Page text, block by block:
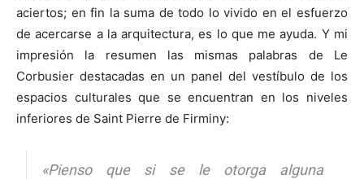
aciertos; en fin la suma de todo lo vivido en el esfuerzo
de acercarse a la arquitectura, es lo que me ayuda. Y mi
impresión la resumen las mismas palabras de Le
Corbusier destacadas en un panel del vestíbulo de los
espacios culturales que se encuentran en los niveles
inferiores de Saint Pierre de Firminy:
«Pienso que si se le otorga alguna